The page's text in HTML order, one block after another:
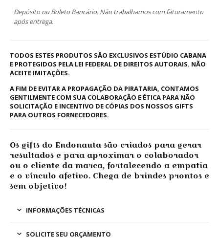
Depósito ou Boleto Bancário. Não trabalhamos com faturamento
após entrega.
TODOS ESTES PRODUTOS SÃO EXCLUSIVOS ESTÚDIO CABANA
E PROTEGIDOS PELA LEI FEDERAL DE DIREITOS AUTORAIS. NÃO
ACEITE IMITAÇÕES.
A FIM DE EVITAR A PROPAGAÇÃO DA PIRATARIA, CONTAMOS
GENTILMENTE COM SUA COLABORAÇÃO E ÉTICA PARA NÃO
SOLICITAÇÃO E INCENTIVO DE CÓPIAS DOS NOSSOS GIFTS
PARA OUTROS FORNECEDORES.
Os gifts do Endonauta são criados para gerar
resultados e para aproximar o colaborador
ou o cliente da marca, fortalecendo a empatia
e o vínculo afetivo. Chega de brindes prontos e
sem objetivo!
INFORMAÇÕES TÉCNICAS
SOLICITE SEU ORÇAMENTO